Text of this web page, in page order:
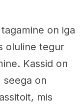
on iga
oluline tegur
Kassid on
seega on
mis